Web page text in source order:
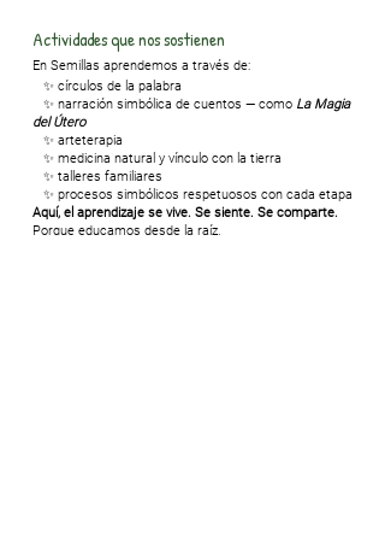
Actividades que nos sostienen
​En Semillas aprendemos a través de:
✨ círculos de la palabra
✨ narración simbólica de cuentos — como La Magia
del Útero
✨ arteterapia
✨ medicina natural y vínculo con la tierra
✨ talleres familiares
✨ procesos simbólicos respetuosos con cada etapa
Aquí, el aprendizaje se vive. Se siente. Se comparte.
Porque educamos desde la raíz.